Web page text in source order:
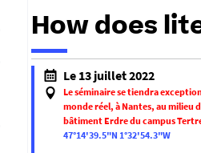
How does
h
Le 13 juillet 2022
Le séminaire se tiendra
monde réel, à Nantes, au milieu
bâtiment Erdre du campus
47°14'39.5"N 1°32'54.3"W